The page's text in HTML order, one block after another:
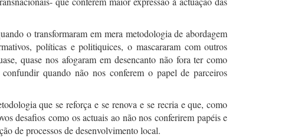
o transformaram em mera metodologia de abordagem
políticas e politiquices, o mascararam com outros
quase nos afogaram em desencanto não fora ter como
quando não nos conferem o papel de parceiros
que se reforça e se renova e se recria e que, como
desafios como os actuais ao não nos conferirem papéis e
de processos de desenvolvimento local.